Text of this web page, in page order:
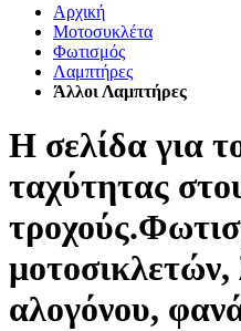
Αρχική
Μοτοσυκλέτα
Φωτισμός
Λαμπτήρες
Άλλοι Λαμπτήρες
Η σελίδα για
ταχύτητας
αλογόνου,